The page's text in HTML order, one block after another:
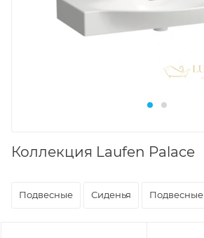
Коллекция Laufen Palace
Подвесные Сиденья Подвесные